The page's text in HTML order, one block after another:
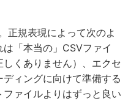
正規表現によって次のよ
「本当の」CSVファイ
くありません）、エクセ
ィングに向けて準備する
ァイルよりはずっと良い